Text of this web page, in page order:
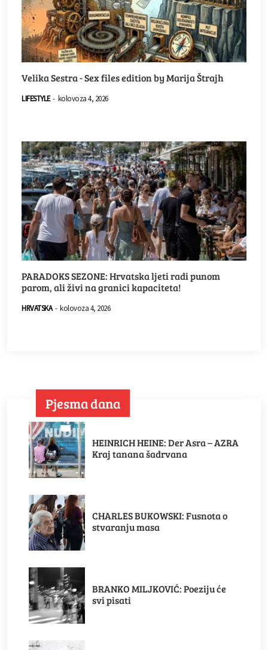
Velika Sestra - Sex files edition by Marija Štrajh
LIFESTYLE - kolovoza 4, 2026
PARADOKS SEZONE: Hrvatska ljeti radi punom
parom, ali živi na granici kapaciteta!
HRVATSKA - kolovoza 4, 2026
Pjesma dana
HEINRICH HEINE: Der Asra – AZRA
Kraj tanana šadrvana
CHARLES BUKOWSKI: Fusnota o
stvaranju masa
BRANKO MILJKOVIĆ: Poeziju će
svi pisati